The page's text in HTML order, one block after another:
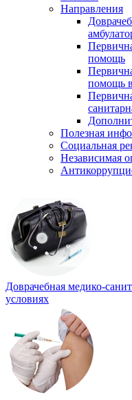
Направления
помощь
помощь
Полезная
Социальная
Независимая
Доврачебная медико-
условиях